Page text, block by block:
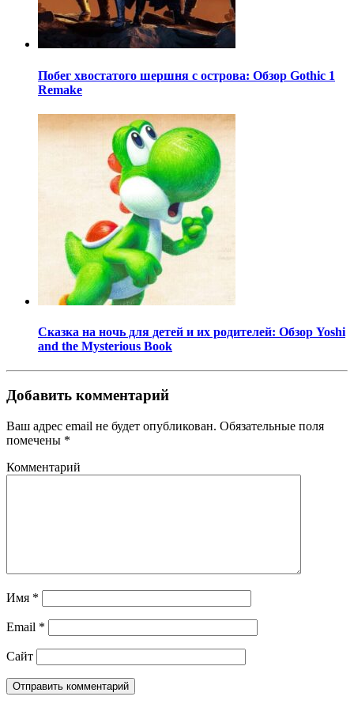
Побег хвостатого шершня с острова: Обзор Gothic 1
Remake
Сказка на ночь для детей и их родителей: Обзор Yoshi
and the Mysterious Book
Добавить комментарий
Ваш адрес email не будет опубликован. Обязательные поля
помечены *
Комментарий
Имя *
Email *
Сайт